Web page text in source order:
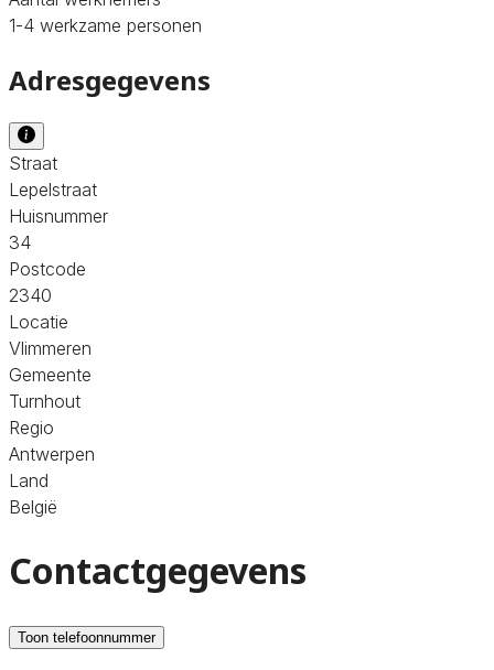
1-4 werkzame personen
Adresgegevens
Straat
Lepelstraat
Huisnummer
34
Postcode
2340
Locatie
Vlimmeren
Gemeente
Turnhout
Regio
Antwerpen
Land
België
Contactgegevens
Toon telefoonnummer